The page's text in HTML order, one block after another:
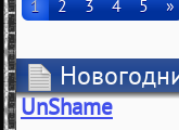
1 2 3 4 5 »
UnShame